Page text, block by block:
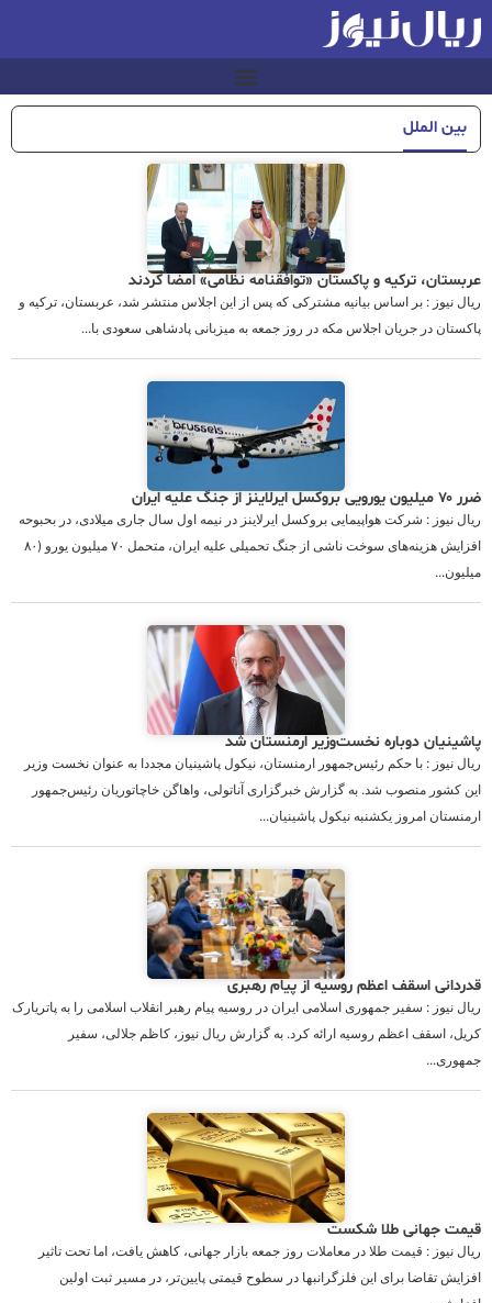
بین الملل
عربستان، ترکیه و پاکستان «توافقنامه نظامی» امضا کردند
ریال نیوز : بر اساس بیانیه مشترکی که پس از این اجلاس منتشر شد، عربستان، ترکیه و
پاکستان در جریان اجلاس مکه در روز جمعه به میزبانی پادشاهی سعودی با...
ضرر ۷۰ میلیون یورویی بروکسل ایرلاینز از جنگ علیه ایران
ریال نیوز : شرکت هواپیمایی بروکسل ایرلاینز در نیمه اول سال جاری میلادی، در بحبوحه
افزایش هزینه‌های سوخت ناشی از جنگ تحمیلی علیه ایران، متحمل ۷۰ میلیون یورو (۸۰
میلیون...
پاشینیان دوباره نخست‌وزیر ارمنستان شد
ریال نیوز : با حکم رئیس‌جمهور ارمنستان، نیکول پاشینیان مجددا به عنوان نخست‌ وزیر
این کشور منصوب شد. به گزارش خبرگزاری آناتولی، واهاگن خاچاتوریان رئیس‌جمهور
ارمنستان امروز یکشنبه نیکول پاشینیان...
قدردانی اسقف اعظم روسیه از پیام رهبری
ریال نیوز : سفیر جمهوری اسلامی ایران در روسیه پیام رهبر انقلاب اسلامی را به پاتریارک
کریل، اسقف اعظم روسیه ارائه کرد. به گزارش ریال نیوز، کاظم جلالی، سفیر
جمهوری...
قیمت جهانی طلا شکست
ریال نیوز : قیمت طلا در معاملات روز جمعه بازار جهانی، کاهش یافت، اما تحت تاثیر
افزایش تقاضا برای این فلزگرانبها در سطوح قیمتی پایین‌تر، در مسیر ثبت اولین